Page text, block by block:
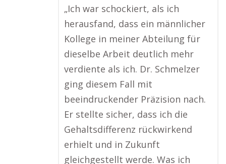
„Ich war schockiert, als ich
herausfand, dass ein männlicher
Kollege in meiner Abteilung für
dieselbe Arbeit deutlich mehr
verdiente als ich. Dr. Schmelzer
ging diesem Fall mit
beeindruckender Präzision nach.
Er stellte sicher, dass ich die
Gehaltsdifferenz rückwirkend
erhielt und in Zukunft
gleichgestellt werde. Was ich